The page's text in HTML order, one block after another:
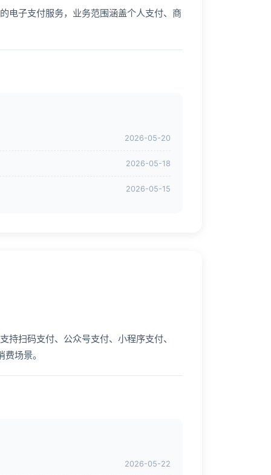
电子支付服务，业务范围涵盖个人支付、商
2026-05-20
2026-05-18
2026-05-15
扫码支付、公众号支付、小程序支付、
场景。
2026-05-22